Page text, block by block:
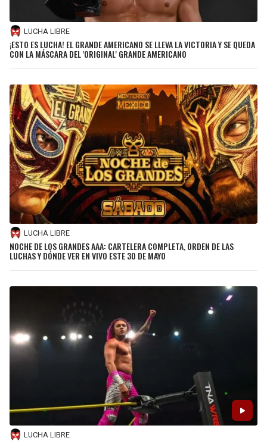
LUCHA LIBRE
¡ESTO ES LUCHA! EL GRANDE AMERICANO SE LLEVA LA VICTORIA Y SE QUEDA
CON LA MÁSCARA DEL 'ORIGINAL' GRANDE AMERICANO
LUCHA LIBRE
NOCHE DE LOS GRANDES AAA: CARTELERA COMPLETA, ORDEN DE LAS
LUCHAS Y DÓNDE VER EN VIVO ESTE 30 DE MAYO
LUCHA LIBRE